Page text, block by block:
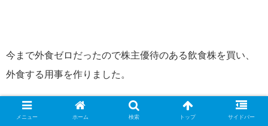
今まで外食ゼロだったので株主優待のある飲食株を買い、
外食する用事を作りました。
すかいらーくとコメダで３５万円分の株を買い、数千円分
メニュー ホーム 検索 トップ サイドバー